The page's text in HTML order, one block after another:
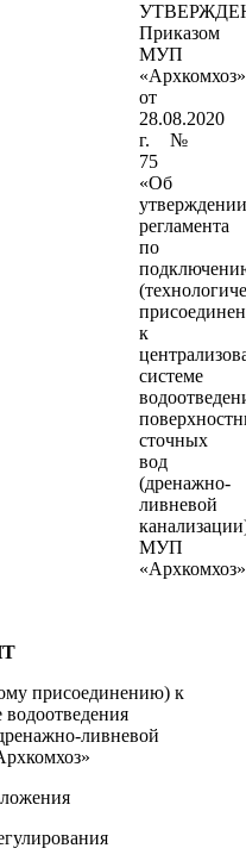
Приказом
МУП
«Архкомхоз»
от
28.08.2020
г. №
75
«Об
утверждении
регламента
по
к
системе
сточных
вод
(дренажно-
ливневой
МУП
присоединению) к
водоотведения
ливневой